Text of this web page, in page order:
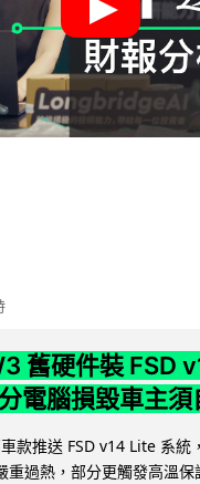
舊硬件裝 FSD
電腦損毀車主須
款推送 FSD v14 Lite 系統
重過熱，部分更觸發高溫